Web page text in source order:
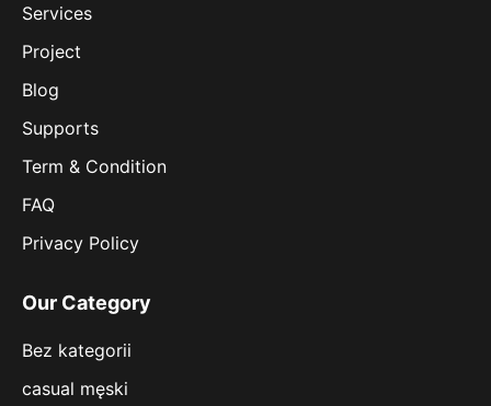
Services
Project
Blog
Supports
Term & Condition
FAQ
Privacy Policy
Our Category
Bez kategorii
casual męski